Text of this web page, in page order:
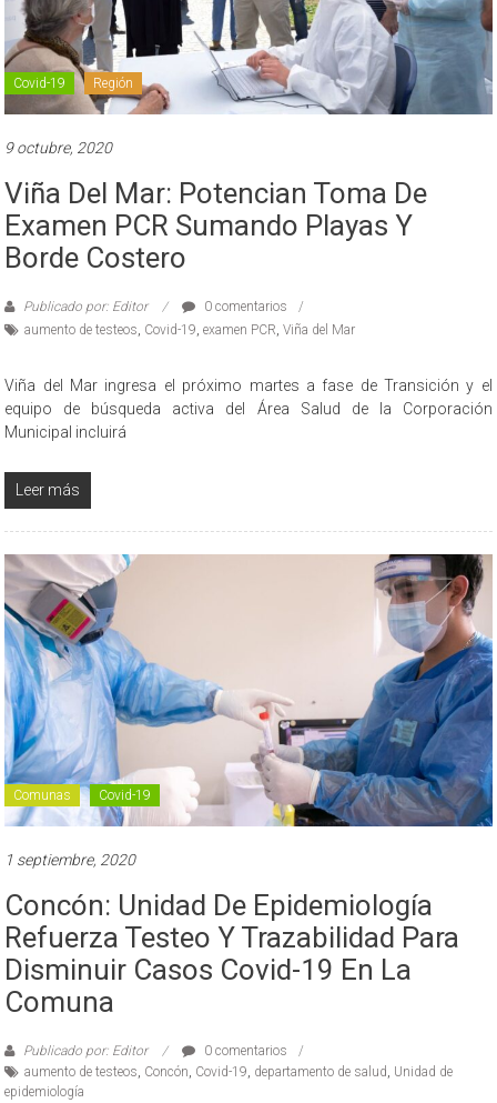
Covid-19 Región
9 octubre, 2020
Viña Del Mar: Potencian Toma De
Examen PCR Sumando Playas Y
Borde Costero
Publicado por: Editor
0 comentarios
aumento de testeos Covid-19 ,examen PCR ,Viña del Mar
Viña del Mar ingresa el próximo martes a fase de Transición y el
equipo de búsqueda activa del Área Salud de la Corporación
Municipal incluirá
Leer más
Comunas Covid-19
1 septiembre, 2020
Concón: Unidad De Epidemiología
Refuerza Testeo Y Trazabilidad Para
Disminuir Casos Covid-19 En La
Comuna
Publicado por: Editor
0 comentarios
aumento de testeos, Concón, Covid-19, departamento de salud, Unidad de
epidemiología